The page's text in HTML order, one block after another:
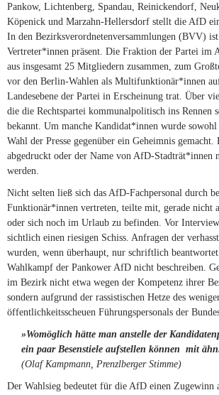
Pankow, Lichtenberg, Spandau, Reinickendorf,
Köpenick und Marzahn-Hellersdorf stellt die AfD
In den Bezirksverordnetenversammlungen (BVV)
Vertreter*innen präsent. Die Fraktion der Partei im
aus insgesamt 25 Mitgliedern zusammen, zum
vor den Berlin-Wahlen als Multifunktionär*innen
Landesebene der Partei in Erscheinung trat. Über
die die Rechtspartei kommunalpolitisch ins Rennen
bekannt. Um manche Kandidat*innen wurde sowohl
Wahl der Presse gegenüber ein Geheimnis
abgedruckt oder der Name von AfD-Stadträt*innen
werden.
Nicht selten ließ sich das AfD-Fachpersonal durch
Funktionär*innen vertreten, teilte mit, gerade nicht
oder sich noch im Urlaub zu befinden. Vor
sichtlich einen riesigen Schiss. Anfragen der
wurden, wenn überhaupt, nur schriftlich
Wahlkampf der Pankower AfD nicht beschreiben.
im Bezirk nicht etwa wegen der Kompetenz ihrer
sondern aufgrund der rassistischen Hetze des
öffentlichkeitsscheuen Führungspersonals der
»Womöglich hätte man anstelle der
ein paar Besenstiele aufstellen können  mit
(Olaf Kampmann, Prenzlberger Stimme)
Der Wahlsieg bedeutet für die AfD einen Zugewinn